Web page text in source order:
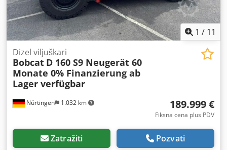
1 / 11
Nürtingen 1.032 km
Dizel viljuškari
Bobcat D 160 S9 Neugerät 60
Monate 0% Finanzierung ab
Lager verfügbar
189.999 €
Fiksna cena plus PDV
Zatražiti Pozvati